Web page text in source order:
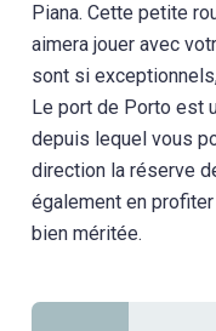
Piana. Cette petite
aimera jouer avec
sont si
Le port de Porto est
depuis lequel vous
direction la réserve
également en
bien méritée.